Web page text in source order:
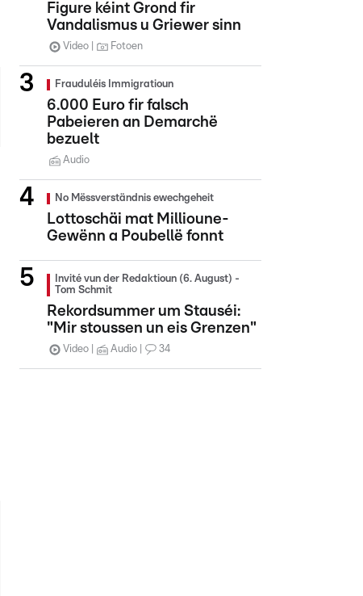
Figure kéint Grond fir
Vandalismus u Griewer sinn
Video Fotoen
Frauduléis Immigratioun
6.000 Euro fir falsch
Pabeieren an Demarchë
bezuelt
Audio
No Mëssverständnis ewechgeheit
Lottoschäi mat Millioune-
Gewënn a Poubellë fonnt
Invité vun der Redaktioun (6. August) -
Tom Schmit
Rekordsummer um Stauséi:
"Mir stoussen un eis Grenzen"
Video Audio 34